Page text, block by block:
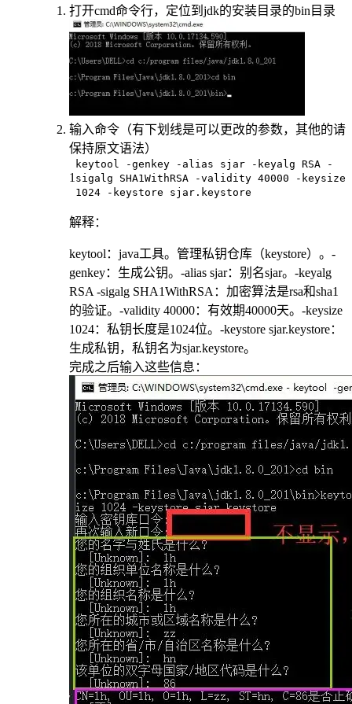
打开cmd命令行，定位到jdk的安装目录的bin目录
输入命令（有下划线是可以更改的参数，其他的请
保持原文语法）
1
keytool -genkey -alias sjar -keyalg RSA -
sigalg SHA1WithRSA -validity 40000 -keysize
1024 -keystore sjar.keystore
解释：
keytool：java工具。管理私钥仓库（keystore）。-
genkey：生成公钥。-alias sjar：别名sjar。-keyalg
RSA -sigalg SHA1WithRSA：加密算法是rsa和sha1
的验证。-validity 40000：有效期40000天。-keysize
1024：私钥长度是1024位。-keystore sjar.keystore：
生成私钥，私钥名为sjar.keystore。
完成之后输入这些信息：